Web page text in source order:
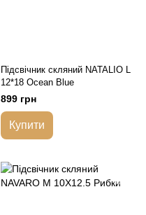
Підсвічник скляний NATALIO L
12*18 Ocean Blue
899 грн
Купити